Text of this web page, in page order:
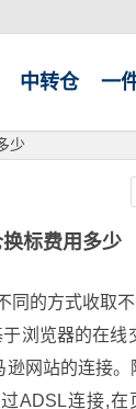
中转仓 一
少
标费用多少
同的方式收取
浏览器的在线
网站的连接。
ADSL连接,在